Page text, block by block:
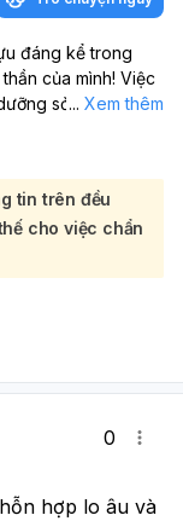
đáng kể trong
của mình! Việc
sở thích như
nhiều khía cạnh
đến một người
không chỉ giúp
cuộc sống
trì những thói
sóc bản thân.
quan trọng
Chúc bạn luôn vui
... Xem thêm
tin trên đều
cho việc chẩn
0
hợp lo âu và